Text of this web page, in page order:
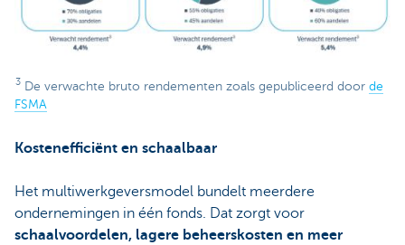
3 De verwachte bruto rendementen zoals gepubliceerd door de
FSMA
Kostenefficiënt en schaalbaar
Het multiwerkgeversmodel bundelt meerdere
ondernemingen in één fonds. Dat zorgt voor
schaalvoordelen, lagere beheerskosten en meer